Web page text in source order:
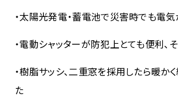
・太陽光発電・蓄電池で災害時でも電
・電動シャッターが防犯上とても便利、
・樹脂サッシ、二重窓を採用したら暖か
た